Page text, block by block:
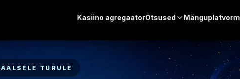
Kasiino agregaatorOtsused Mänguplatvorm
TURULE